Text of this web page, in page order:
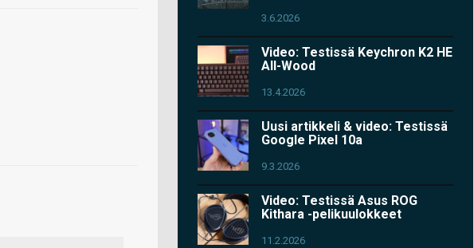
3.6.2026
Video: Testissä Keychron K2 HE
All-Wood
13.4.2026
Uusi artikkeli & video: Testissä
Google Pixel 10a
9.3.2026
Video: Testissä Asus ROG
Kithara -pelikuulokkeet
11.2.2026